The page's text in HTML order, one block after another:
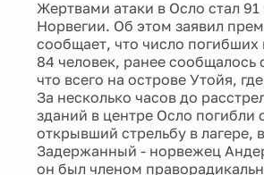
Жертвами атаки в Осло стал 91
Норвегии. Об этом заявил
сообщает, что число погибших
84 человек, ранее
что всего на острове Утойя,
За несколько часов до
зданий в центре Осло
открывший стрельбу в лагере,
Задержанный - норвежец
он был членом